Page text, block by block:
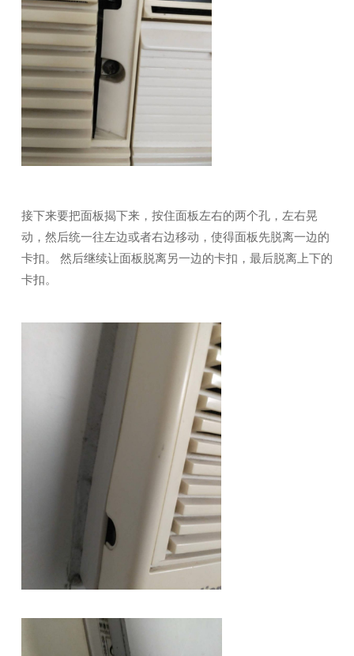
接下来要把面板揭下来，按住面板左右的两个孔，左右晃
动，然后统一往左边或者右边移动，使得面板先脱离一边的
卡扣。 然后继续让面板脱离另一边的卡扣，最后脱离上下的
卡扣。